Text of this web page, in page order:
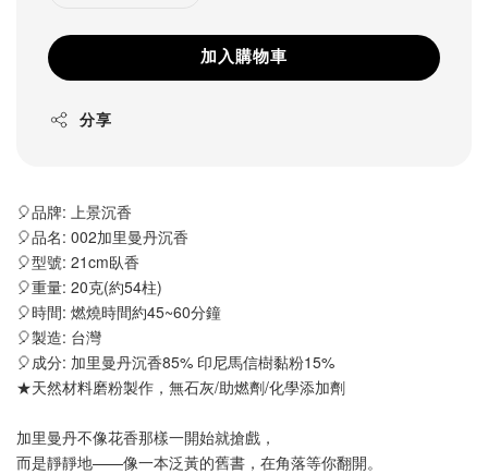
加入購物車
分享
🎈品牌: 上景沉香
🎈品名: 002加里曼丹沉香
🎈型號: 21cm臥香
🎈重量: 20克(約54柱)
🎈時間: 燃燒時間約45~60分鐘
🎈製造: 台灣
🎈成分: 加里曼丹沉香85% 印尼馬信樹黏粉15%
★天然材料磨粉製作，無石灰/助燃劑/化學添加劑
加里曼丹不像花香那樣一開始就搶戲，
而是靜靜地——像一本泛黃的舊書，在角落等你翻開。